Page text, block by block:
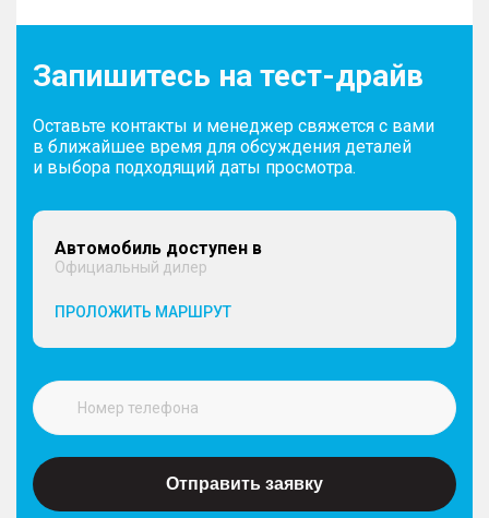
Запишитесь на тест-драйв
Оставьте контакты и менеджер свяжется с вами
в ближайшее время для обсуждения деталей
и выбора подходящий даты просмотра.
Автомобиль доступен в
Официальный дилер
ПРОЛОЖИТЬ МАРШРУТ
Отправить заявку